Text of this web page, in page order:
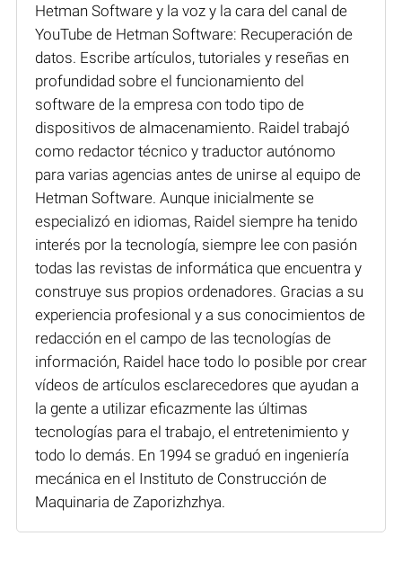
Hetman Software y la voz y la cara del canal de
YouTube de Hetman Software: Recuperación de
datos. Escribe artículos, tutoriales y reseñas en
profundidad sobre el funcionamiento del
software de la empresa con todo tipo de
dispositivos de almacenamiento. Raidel trabajó
como redactor técnico y traductor autónomo
para varias agencias antes de unirse al equipo de
Hetman Software. Aunque inicialmente se
especializó en idiomas, Raidel siempre ha tenido
interés por la tecnología, siempre lee con pasión
todas las revistas de informática que encuentra y
construye sus propios ordenadores. Gracias a su
experiencia profesional y a sus conocimientos de
redacción en el campo de las tecnologías de
información, Raidel hace todo lo posible por crear
vídeos de artículos esclarecedores que ayudan a
la gente a utilizar eficazmente las últimas
tecnologías para el trabajo, el entretenimiento y
todo lo demás. En 1994 se graduó en ingeniería
mecánica en el Instituto de Construcción de
Maquinaria de Zaporizhzhya.